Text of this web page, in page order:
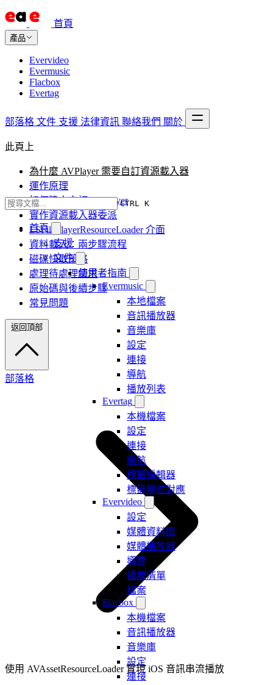
首頁
產品
Evervideo
Evermusic
Flacbox
Evertag
部落格 文件 支援 法律資訊 聯絡我們 關於
CTRL K
首頁
支援
文件
使用者指南
Evermusic
本地檔案
音訊播放器
音樂庫
設定
連接
導航
播放列表
Evertag
本機檔案
設定
連接
導航
標籤編輯器
標籤欄位對應
Evervideo
設定
媒體資料庫
媒體播放器
導覽
播放清單
檔案
Flacbox
本機檔案
音訊播放器
音樂庫
設定
連接
此頁上
為什麼 AVPlayer 需要自訂資源載入器
運作原理
如何建立自訂 AVPlayer
實作資源載入器委派
LSFilePlayerResourceLoader 介面
資料載入：兩步驟流程
磁碟快取策略
處理待處理請求
原始碼與後續步驟
常見問題
返回頂部
部落格
使用 AVAssetResourceLoader 實現 iOS 音訊串流播放